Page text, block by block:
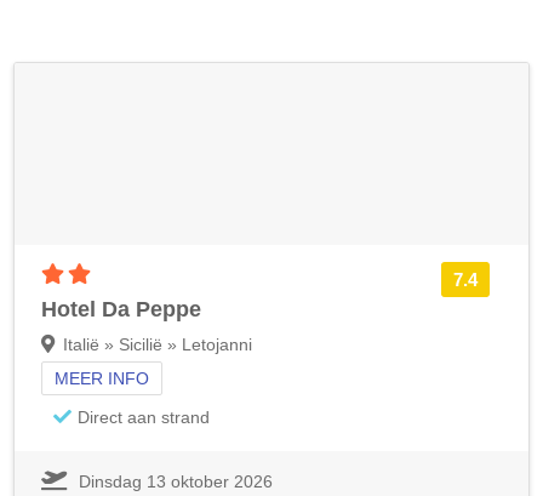
7.4
Hotel Da Peppe
Italië » Sicilië » Letojanni
MEER INFO
Direct aan strand
Dinsdag 13 oktober 2026